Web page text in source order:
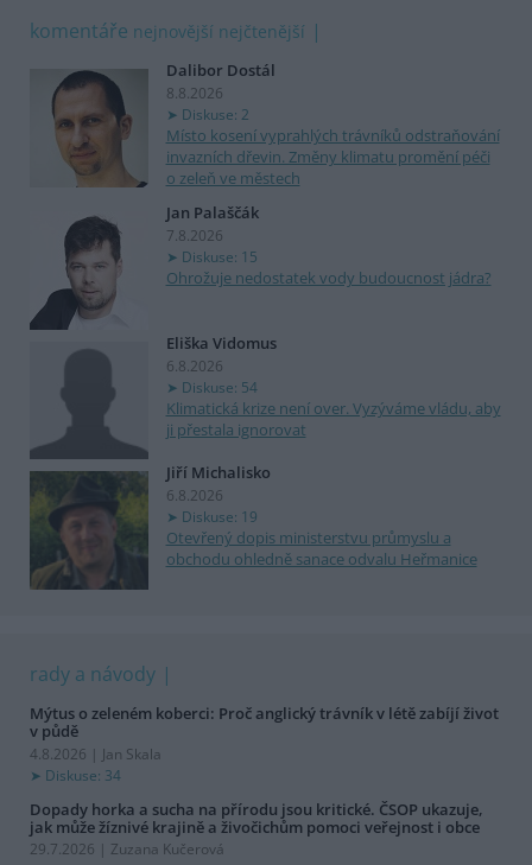
komentáře nejnovější nejčtenější
Dalibor Dostál
8.8.2026
Diskuse: 2
Místo kosení vyprahlých trávníků odstraňování
invazních dřevin. Změny klimatu promění péči
o zeleň ve městech
Jan Palaščák
7.8.2026
Diskuse: 15
Ohrožuje nedostatek vody budoucnost jádra?
Eliška Vidomus
6.8.2026
Diskuse: 54
Klimatická krize není over. Vyzýváme vládu, aby
ji přestala ignorovat
Jiří Michalisko
6.8.2026
Diskuse: 19
Otevřený dopis ministerstvu průmyslu a
obchodu ohledně sanace odvalu Heřmanice
rady a návody
Mýtus o zeleném koberci: Proč anglický trávník v létě zabíjí život
v půdě
4.8.2026 | Jan Skala
Diskuse: 34
Dopady horka a sucha na přírodu jsou kritické. ČSOP ukazuje,
jak může žíznivé krajině a živočichům pomoci veřejnost i obce
29.7.2026 | Zuzana Kučerová